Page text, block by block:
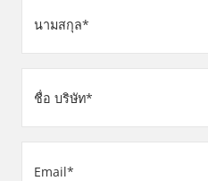
(Required)
บริษัท
(Required)